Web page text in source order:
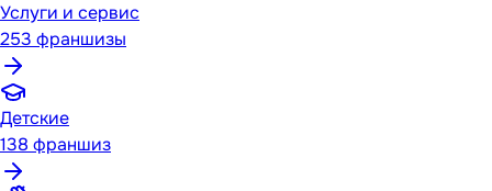
Услуги и сервис
253 франшизы
Детские
138 франшиз